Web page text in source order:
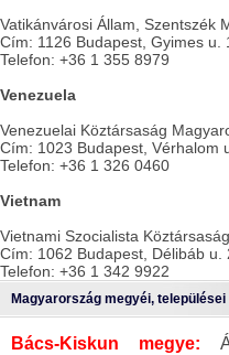
Vatikánvárosi Állam, Szentszék
Cím: 1126 Budapest, Gyimes u.
Telefon: +36 1 355 8979
Venezuela
Venezuelai Köztársaság
Cím: 1023 Budapest, Vérhalom
Telefon: +36 1 326 0460
Vietnam
Vietnami Szocialista
Cím: 1062 Budapest, Délibáb u.
Telefon: +36 1 342 9922
Magyarország megyéi, települései
Bács-Kiskun megye: